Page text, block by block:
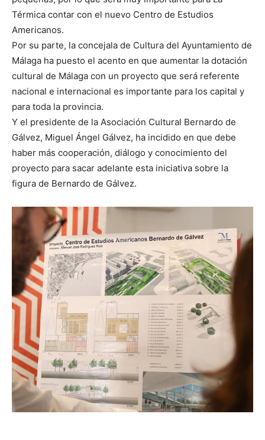
Térmica contar con el nuevo Centro de Estudios
Americanos.
Por su parte, la concejala de Cultura del Ayuntamiento de
Málaga ha puesto el acento en que aumentar la dotación
cultural de Málaga con un proyecto que será referente
nacional e internacional es importante para los capital y
para toda la provincia.
Y el presidente de la Asociación Cultural Bernardo de
Gálvez, Miguel Ángel Gálvez, ha incidido en que debe
haber más cooperación, diálogo y conocimiento del
proyecto para sacar adelante esta iniciativa sobre la
figura de Bernardo de Gálvez.